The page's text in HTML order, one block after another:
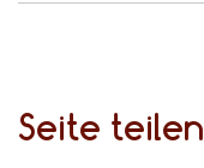
Seite teilen